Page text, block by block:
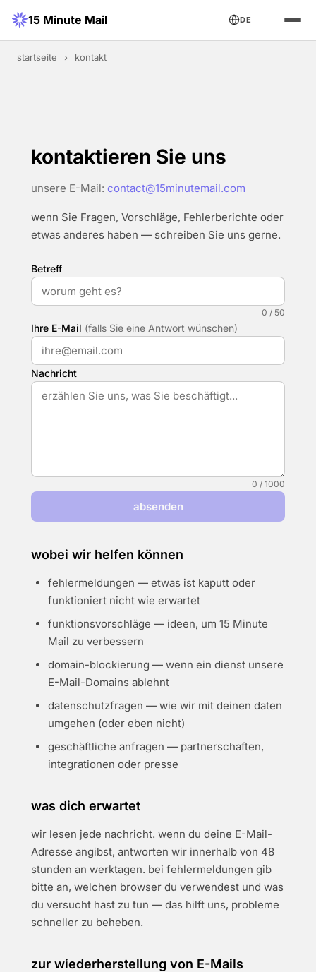
15 Minute Mail DE
startseite › kontakt
kontaktieren Sie uns
unsere E-Mail: contact@15minutemail.com
wenn Sie Fragen, Vorschläge, Fehlerberichte oder
etwas anderes haben — schreiben Sie uns gerne.
Betreff
0 / 50
Ihre E-Mail (falls Sie eine Antwort wünschen)
Nachricht
0 / 1000
absenden
wobei wir helfen können
fehlermeldungen — etwas ist kaputt oder
funktioniert nicht wie erwartet
funktionsvorschläge — ideen, um 15 Minute
Mail zu verbessern
domain-blockierung — wenn ein dienst unsere
E-Mail-Domains ablehnt
datenschutzfragen — wie wir mit deinen daten
umgehen (oder eben nicht)
geschäftliche anfragen — partnerschaften,
integrationen oder presse
was dich erwartet
wir lesen jede nachricht. wenn du deine E-Mail-
Adresse angibst, antworten wir innerhalb von 48
stunden an werktagen. bei fehlermeldungen gib
bitte an, welchen browser du verwendest und was
du versucht hast zu tun — das hilft uns, probleme
schneller zu beheben.
zur wiederherstellung von E-Mails